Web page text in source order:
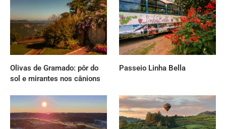
Olivas de Gramado: pôr do
sol e mirantes nos cânions
Passeio Linha Bella